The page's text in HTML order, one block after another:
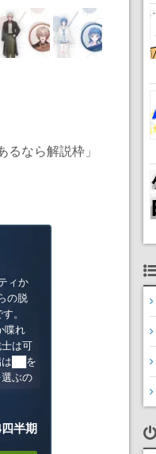
なら解説枠」
ィか
の脱
。
喋れ
は可
は██を
ぶの
半期